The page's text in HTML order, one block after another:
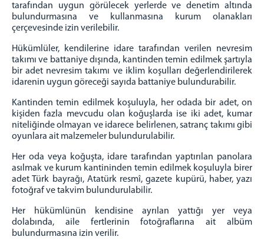
tarafından uygun görülecek yerlerde ve denetim altında
bulundurmasına ve kullanmasına kurum olanakları
çerçevesinde izin verilebilir.
Hükümlüler, kendilerine idare tarafından verilen nevresim
takımı ve battaniye dışında, kantinden temin edilmek şartıyla
bir adet nevresim takımı ve iklim koşulları değerlendirilerek
idarenin uygun göreceği sayıda battaniye bulundurabilir.
Kantinden temin edilmek koşuluyla, her odada bir adet, on
kişiden fazla mevcudu olan koğuşlarda ise iki adet, kumar
niteliğinde olmayan ve idarece belirlenen, satranç takımı gibi
oyunlara ait malzemeler bulundurulabilir.
Her oda veya koğuşta, idare tarafından yaptırılan panolara
asılmak ve kurum kantininden temin edilmek koşuluyla birer
adet Türk bayrağı, Atatürk resmî, gazete kupürü, haber, yazı
fotoğraf ve takvim bulundurulabilir.
Her hükümlünün kendisine ayrılan yattığı yer veya
dolabında, aile fertlerinin fotoğraflarına ait albüm
bulundurmasına izin verilir.